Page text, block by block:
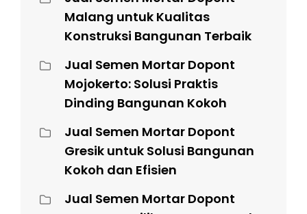
Malang untuk Kualitas
Konstruksi Bangunan Terbaik
Jual Semen Mortar Dopont
Mojokerto: Solusi Praktis
Dinding Bangunan Kokoh
Jual Semen Mortar Dopont
Gresik untuk Solusi Bangunan
Kokoh dan Efisien
Jual Semen Mortar Dopont